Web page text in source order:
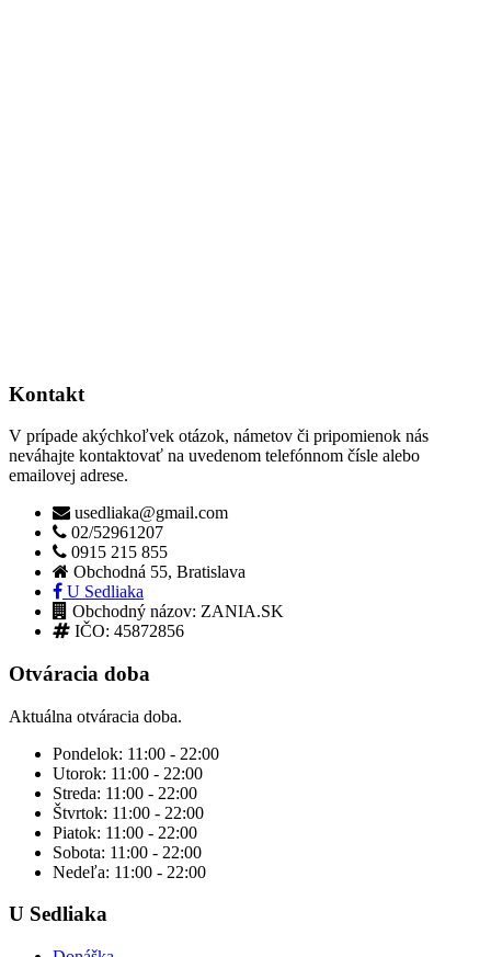
Kontakt
V prípade akýchkoľvek otázok, námetov či pripomienok nás
neváhajte kontaktovať na uvedenom telefónnom čísle alebo
emailovej adrese.
usedliaka@gmail.com
02/52961207
0915 215 855
Obchodná 55, Bratislava
U Sedliaka
Obchodný názov: ZANIA.SK
IČO: 45872856
Otváracia doba
Aktuálna otváracia doba.
Pondelok: 11:00 - 22:00
Utorok: 11:00 - 22:00
Streda: 11:00 - 22:00
Štvrtok: 11:00 - 22:00
Piatok: 11:00 - 22:00
Sobota: 11:00 - 22:00
Nedeľa: 11:00 - 22:00
U Sedliaka